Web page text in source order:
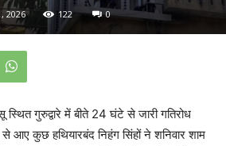
2026 122 0
गुरुद्वारे में बीते 24 घंटे से जारी गतिरोध
आए कुछ हथियारबंद निहंग सिंहों ने शनिवार शाम